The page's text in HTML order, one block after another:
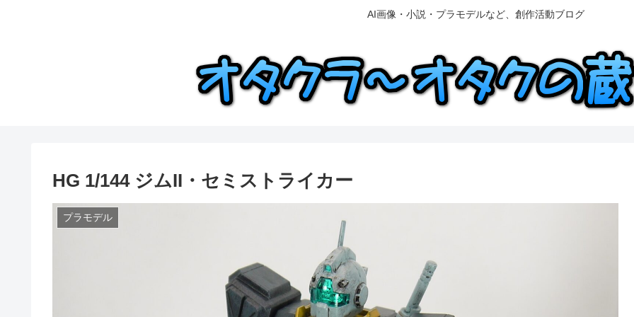
AI画像・小説・プラモデルなど、創作活動ブログ
HG 1/144 ジムII・セミストライカー
プラモデル